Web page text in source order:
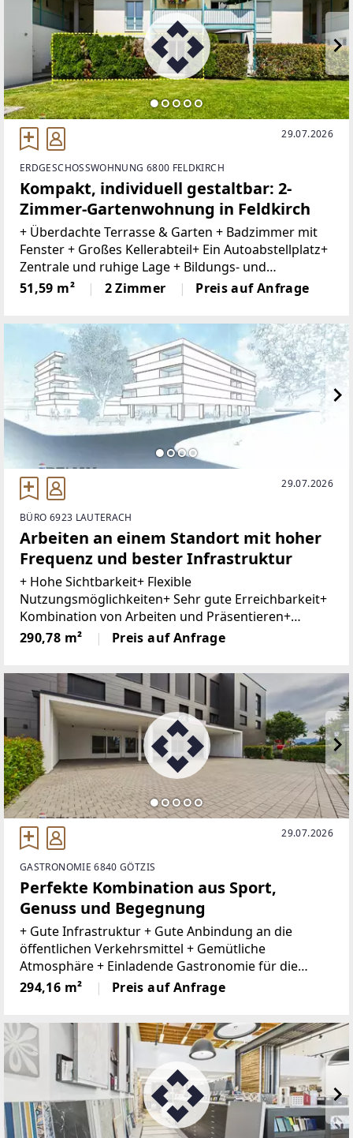
29.07.2026
ERDGESCHOSSWOHNUNG 6800 FELDKIRCH
Kompakt, individuell gestaltbar: 2-
Zimmer-Gartenwohnung in Feldkirch
+ Überdachte Terrasse & Garten + Badzimmer mit
Fenster + Großes Kellerabteil+ Ein Autoabstellplatz+
Zentrale und ruhige Lage + Bildungs- und
Gesundheitseinrichtungen in der Nähe +
Lebensmittelgeschäfte und Nahversorger fußläufig
51,59 m² 2 Zimmer Preis auf Anfrage
29.07.2026
BÜRO 6923 LAUTERACH
Arbeiten an einem Standort mit hoher
Frequenz und bester Infrastruktur
+ Hohe Sichtbarkeit+ Flexible
Nutzungsmöglichkeiten+ Sehr gute Erreichbarkeit+
Kombination von Arbeiten und Präsentieren+
Barrierefrei+ Ausreichend Besucherparkplätze+
Tiefgaragenplatz optionalIn hoch frequentierter
290,78 m² Preis auf Anfrage
29.07.2026
GASTRONOMIE 6840 GÖTZIS
Perfekte Kombination aus Sport,
Genuss und Begegnung
+ Gute Infrastruktur + Gute Anbindung an die
öffentlichen Verkehrsmittel + Gemütliche
Atmosphäre + Einladende Gastronomie für die
Tennis/Padelspieler + 50 Sitzplätze im Innenbereich
sowie zusätzlicher Gastgarten+ Gemütlicher
294,16 m² Preis auf Anfrage